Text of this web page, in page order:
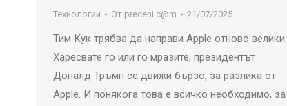
Технологии От preceni.c@m 21/07/2025
Тим Кук трябва да направи Apple отново велики.
Харесвате го или го мразите, президентът
Доналд Тръмп се движи бързо, за разлика от
Apple. И понякога това е всичко необходимо, за